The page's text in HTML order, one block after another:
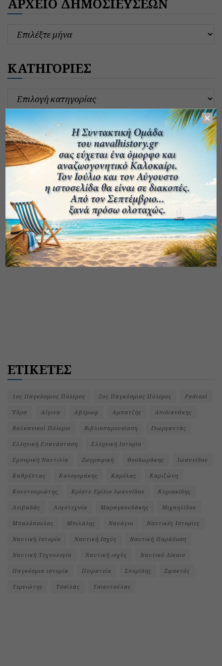
ΚΑΤΗΓΟΡΙΕΣ
ΕΤΙΚΕΤΕΣ
1ος Παγκόσμιος Πόλεμος 2ος Παγκόσμιος Πόλεμος Podcast
Ύδρα Αίγινα Αβέρωφ Αμπατζής Απιδιανάκης
Βαλκανικοί Πόλεμοι Βιβλιοπαρουσίαση Γεωργαντάς
Ελληνική Επανάσταση Ελληνική Ιστορία
Εμπορική Ναυτιλία Ζωγραφική Θεοδωράκης Ιωαννίδου
Καθρέπτας Καλογεράκης Καρέλας Καριζώνη
Κουντουριώτης Κρίστυ Εμίλιο Ιωαννίδου Κυριακίδης
Λειβαδάς Λογοτεχνία Μαραγκουδάκης Μιχαηλίδου
Μπαλόπουλος Μπιλάλης Ναυάγιο Ναυτικές Ιστορίες
Ναυτική Ιστορία Ναυτική Ισχύς Ναυτική Παράδοση
Ναυτική Τεχνολογία Ναυτική ισχύς Ναυτικό Δίκαιο
Παγκόσμια ιστορία Πειρατεία Σπορίδης Σφακτός
Τερνιώτης Τσαϊλάς Τσιαντούλας